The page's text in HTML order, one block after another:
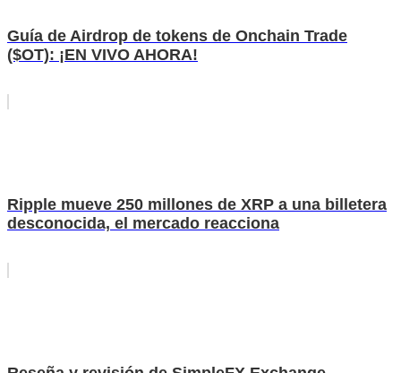
Guía de Airdrop de tokens de Onchain Trade
($OT): ¡EN VIVO AHORA!
Ripple mueve 250 millones de XRP a una billetera
desconocida, el mercado reacciona